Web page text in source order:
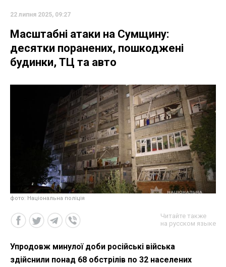
22 липня 2025, 09:27
Масштабні атаки на Сумщину:
десятки поранених, пошкоджені
будинки, ТЦ та авто
фото: Національна поліція
Читайте также
на русском языке
Упродовж минулої доби російські війська
здійснили понад 68 обстрілів по 32 населених